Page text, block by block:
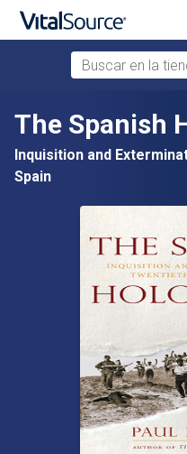
Saltar al contenido principal
Buscar en la
The Spanish
Inquisition and
Spain